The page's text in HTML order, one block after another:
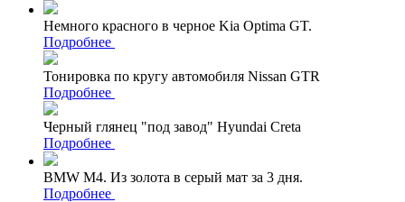
Немного красного в черное Kia Optima GT.
Подробнее
Тонировка по кругу автомобиля Nissan GTR
Подробнее
Черный глянец "под завод" Hyundai Creta
Подробнее
BMW M4. Из золота в серый мат за 3 дня.
Подробнее